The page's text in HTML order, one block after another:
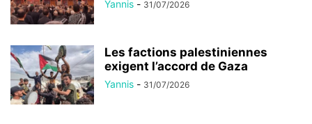
Yannis - 31/07/2026
Les factions palestiniennes
exigent l’accord de Gaza
Yannis - 31/07/2026